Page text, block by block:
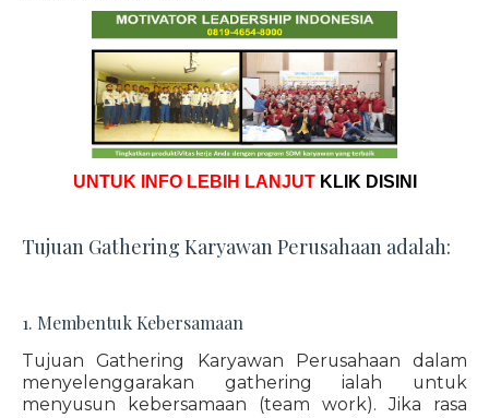
UNTUK INFO LEBIH LANJUT KLIK DISINI
Tujuan Gathering Karyawan Perusahaan adalah:
1. Membentuk Kebersamaan
Tujuan Gathering Karyawan Perusahaan dalam
menyelenggarakan gathering ialah untuk
menyusun kebersamaan (team work). Jika rasa